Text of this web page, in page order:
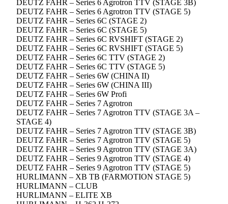
DEUTZ FAHR – Series 6 Agrotron TTV (STAGE 3B)
DEUTZ FAHR – Series 6 Agrotron TTV (STAGE 5)
DEUTZ FAHR – Series 6C (STAGE 2)
DEUTZ FAHR – Series 6C (STAGE 5)
DEUTZ FAHR – Series 6C RVSHIFT (STAGE 2)
DEUTZ FAHR – Series 6C RVSHIFT (STAGE 5)
DEUTZ FAHR – Series 6C TTV (STAGE 2)
DEUTZ FAHR – Series 6C TTV (STAGE 5)
DEUTZ FAHR – Series 6W (CHINA II)
DEUTZ FAHR – Series 6W (CHINA III)
DEUTZ FAHR – Series 6W Profi
DEUTZ FAHR – Series 7 Agrotron
DEUTZ FAHR – Series 7 Agrotron TTV (STAGE 3A –
STAGE 4)
DEUTZ FAHR – Series 7 Agrotron TTV (STAGE 3B)
DEUTZ FAHR – Series 7 Agrotron TTV (STAGE 5)
DEUTZ FAHR – Series 9 Agrotron TTV (STAGE 3A)
DEUTZ FAHR – Series 9 Agrotron TTV (STAGE 4)
DEUTZ FAHR – Series 9 Agrotron TTV (STAGE 5)
HURLIMANN – XB TB (FARMOTION STAGE 5)
HURLIMANN – CLUB
HURLIMANN – ELITE XB